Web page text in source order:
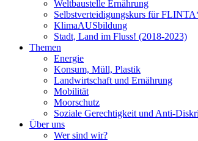
Weltbaustelle Ernährung
Selbstverteidigungskurs für
KlimaAUSbildung
Stadt, Land im Fluss! (2018-2023)
Themen
Energie
Konsum, Müll, Plastik
Landwirtschaft und Ernährung
Mobilität
Moorschutz
Soziale Gerechtigkeit und Anti-
Über uns
Wer sind wir?